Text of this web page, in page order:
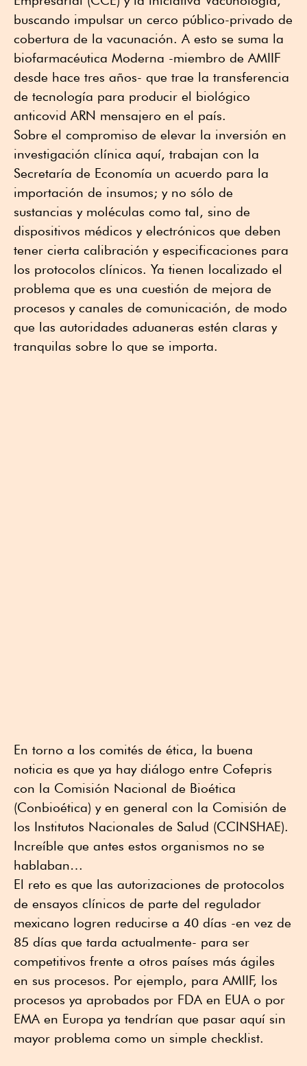
buscando impulsar un cerco público-privado de
cobertura de la vacunación. A esto se suma la
biofarmacéutica Moderna -miembro de AMIIF
desde hace tres años- que trae la transferencia
de tecnología para producir el biológico
anticovid ARN mensajero en el país.
Sobre el compromiso de elevar la inversión en
investigación clínica aquí, trabajan con la
Secretaría de Economía un acuerdo para la
importación de insumos; y no sólo de
sustancias y moléculas como tal, sino de
dispositivos médicos y electrónicos que deben
tener cierta calibración y especificaciones para
los protocolos clínicos. Ya tienen localizado el
problema que es una cuestión de mejora de
procesos y canales de comunicación, de modo
que las autoridades aduaneras estén claras y
tranquilas sobre lo que se importa.
En torno a los comités de ética, la buena
noticia es que ya hay diálogo entre Cofepris
con la Comisión Nacional de Bioética
(Conbioética) y en general con la Comisión de
los Institutos Nacionales de Salud (CCINSHAE).
Increíble que antes estos organismos no se
hablaban…
El reto es que las autorizaciones de protocolos
de ensayos clínicos de parte del regulador
mexicano logren reducirse a 40 días -en vez de
85 días que tarda actualmente- para ser
competitivos frente a otros países más ágiles
en sus procesos. Por ejemplo, para AMIIF, los
procesos ya aprobados por FDA en EUA o por
EMA en Europa ya tendrían que pasar aquí sin
mayor problema como un simple checklist.